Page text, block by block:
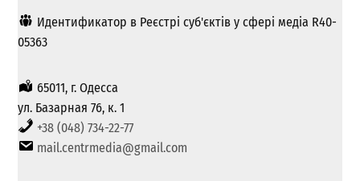
Идентификатор в Реєстрі суб'єктів у сфері медіа R40-
05363
65011, г. Одесса
ул. Базарная 76, к. 1
+38 (048) 734-22-77
mail.centrmedia@gmail.com